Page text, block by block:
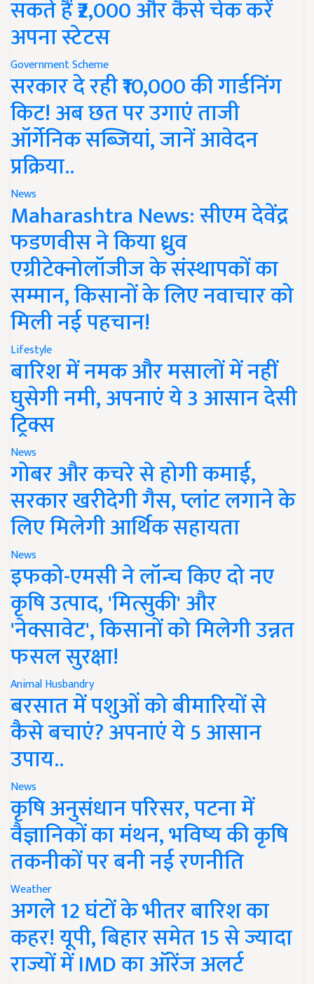
सकते हैं ₹2,000 और कैसे चेक करें
अपना स्टेटस
Government Scheme
सरकार दे रही ₹10,000 की गार्डनिंग
किट! अब छत पर उगाएं ताजी
ऑर्गेनिक सब्जियां, जानें आवेदन
प्रक्रिया..
News
Maharashtra News: सीएम देवेंद्र
फडणवीस ने किया ध्रुव
एग्रीटेक्नोलॉजीज के संस्थापकों का
सम्मान, किसानों के लिए नवाचार को
मिली नई पहचान!
Lifestyle
बारिश में नमक और मसालों में नहीं
घुसेगी नमी, अपनाएं ये 3 आसान देसी
ट्रिक्स
News
गोबर और कचरे से होगी कमाई,
सरकार खरीदेगी गैस, प्लांट लगाने के
लिए मिलेगी आर्थिक सहायता
News
इफको-एमसी ने लॉन्च किए दो नए
कृषि उत्पाद, 'मित्सुकी' और
'नेक्सावेट', किसानों को मिलेगी उन्नत
फसल सुरक्षा!
Animal Husbandry
बरसात में पशुओं को बीमारियों से
कैसे बचाएं? अपनाएं ये 5 आसान
उपाय..
News
कृषि अनुसंधान परिसर, पटना में
वैज्ञानिकों का मंथन, भविष्य की कृषि
तकनीकों पर बनी नई रणनीति
Weather
अगले 12 घंटों के भीतर बारिश का
कहर! यूपी, बिहार समेत 15 से ज्यादा
राज्यों में IMD का ऑरेंज अलर्ट